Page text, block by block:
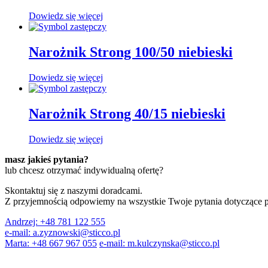
Dowiedz się więcej
Narożnik Strong 100/50 niebieski
Dowiedz się więcej
Narożnik Strong 40/15 niebieski
Dowiedz się więcej
masz jakieś pytania?
lub chcesz otrzymać indywidualną ofertę?
Skontaktuj się z naszymi doradcami.
Z przyjemnością odpowiemy na wszystkie Twoje pytania dotyczące
Andrzej: +48 781 122 555
e-mail: a.zyznowski@sticco.pl
Marta: +48 667 967 055 e-mail: m.kulczynska@sticco.pl